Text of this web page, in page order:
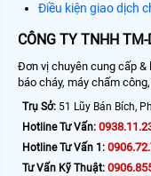
Điều kiện giao dịch
CÔNG TY TNHH
Đơn vị chuyên cung cấp
báo cháy, máy chấm
Trụ Sở: 51 Lũy Bán Bích,
Hotline Tư Vấn:
Hotline Tư Vấn 1:
Tư Vấn Kỹ Thuật: